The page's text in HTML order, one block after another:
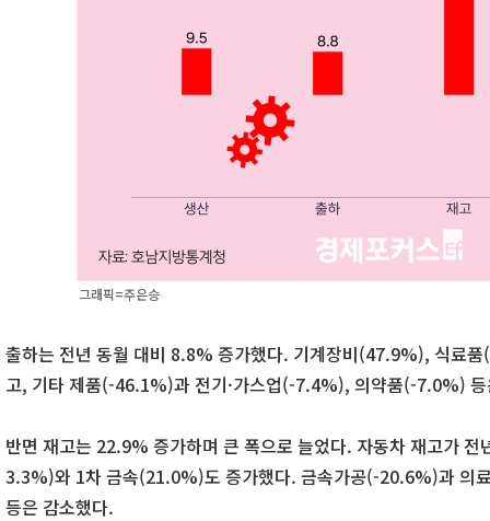
그래픽=주은승
출하는 전년 동월 대비 8.8% 증가했다. 기계장비(47.9%), 식료
고, 기타 제품(-46.1%)과 전기·가스업(-7.4%), 의약품(-7.0%)
반면 재고는 22.9% 증가하며 큰 폭으로 늘었다. 자동차 재고가
3.3%)와 1차 금속(21.0%)도 증가했다. 금속가공(-20.6%)과 의
등은 감소했다.